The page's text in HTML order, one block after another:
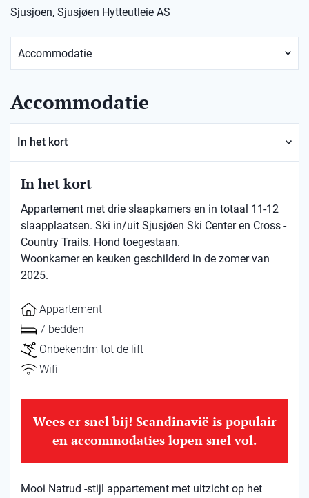
Sjusjoen, Sjusjøen Hytteutleie AS
Accommodatie
In het kort
In het kort
Appartement met drie slaapkamers en in totaal 11-12
slaapplaatsen. Ski in/uit Sjusjøen Ski Center en Cross -
Country Trails. Hond toegestaan.
Woonkamer en keuken geschilderd in de zomer van
2025.
Appartement
7 bedden
Onbekendm tot de lift
Wifi
Wees er snel bij! Scandinavië is populair
en accommodaties lopen snel vol.
Mooi Natrud -stijl appartement met uitzicht op het